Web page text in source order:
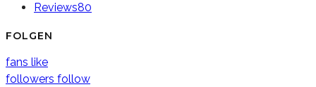
Reviews80
FOLGEN
fans like
followers follow